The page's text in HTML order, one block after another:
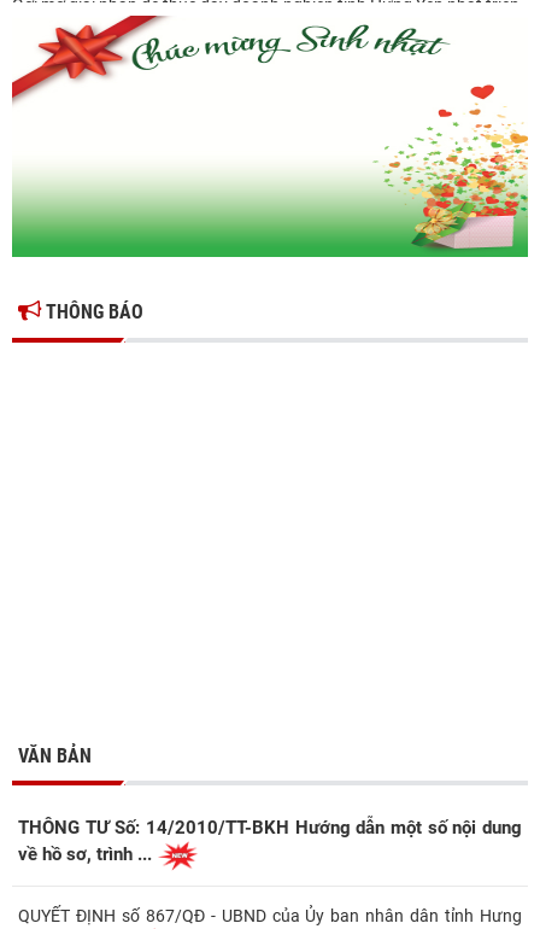
Gợi mở giải pháp để thúc đẩy doanh nghiệp tỉnh Hưng Yên phát triển
Ông Đỗ Văn Vẻ là Chủ tịch Hiệp hội Doanh nghiệp tỉnh Hưng Yên
Hiệp hội doanh nghiệp tỉnh Hưng Yên: Cập nhật chính sách thuế mới
THÔNG BÁO
VĂN BẢN
THÔNG TƯ Số: 14/2010/TT-BKH Hướng dẫn một số nội dung
về hồ sơ, trình ...
QUYẾT ĐỊNH số 867/QĐ - UBND của Ủy ban nhân dân tỉnh Hưng